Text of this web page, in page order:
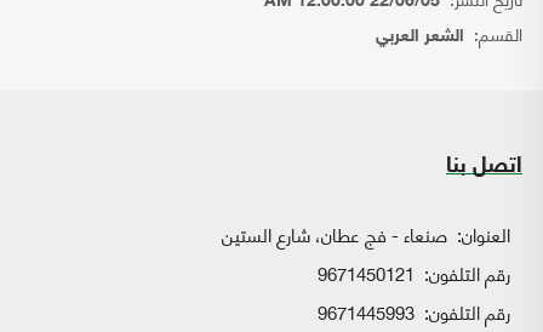
القسم: الشعر العربي
اتصل بنا
العنوان: صنعاء - فج عطان، شارع الستين
رقم التلفون: 9671450121
رقم التلفون: 9671445993